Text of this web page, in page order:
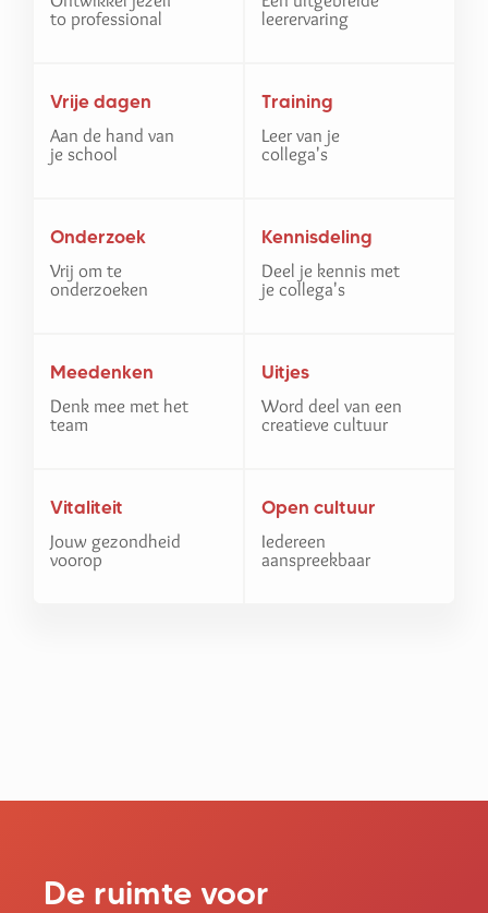
to professional
leerervaring
Vrije dagen
Aan de hand van
je school
Training
Leer van je
collega's
Onderzoek
Vrij om te
onderzoeken
Kennisdeling
Deel je kennis met
je collega's
Meedenken
Denk mee met het
team
Uitjes
Word deel van een
creatieve cultuur
Vitaliteit
Jouw gezondheid
voorop
Open cultuur
Iedereen
aanspreekbaar
De ruimte voor